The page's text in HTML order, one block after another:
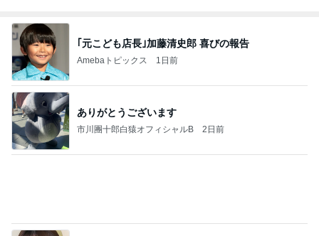
｢元こども店長｣加藤清史郎 喜びの報告
Amebaトピックス 1日前
ありがとうございます
市川團十郎白猿オフィシャルB 2日前